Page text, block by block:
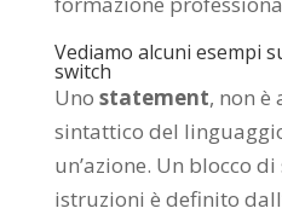
Vediamo alcuni esempi
switch
Uno statement, non è
sintattico del
un’azione. Un blocco
istruzioni è definito